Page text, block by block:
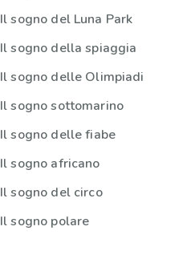
Il sogno del Luna Park
Il sogno della spiaggia
Il sogno delle Olimpiadi
Il sogno sottomarino
Il sogno delle fiabe
Il sogno africano
Il sogno del circo
Il sogno polare